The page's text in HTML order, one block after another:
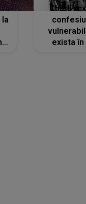
Charli
exista